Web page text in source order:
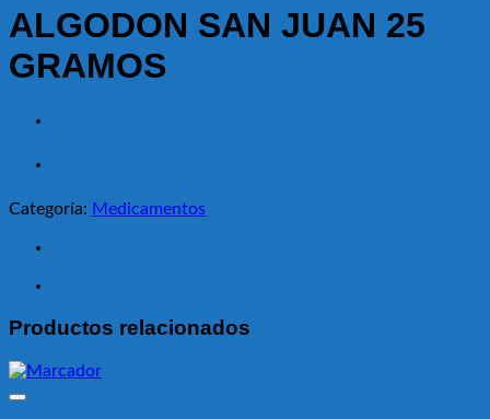
ALGODON SAN JUAN 25
GRAMOS
Categoría: Medicamentos
Productos relacionados